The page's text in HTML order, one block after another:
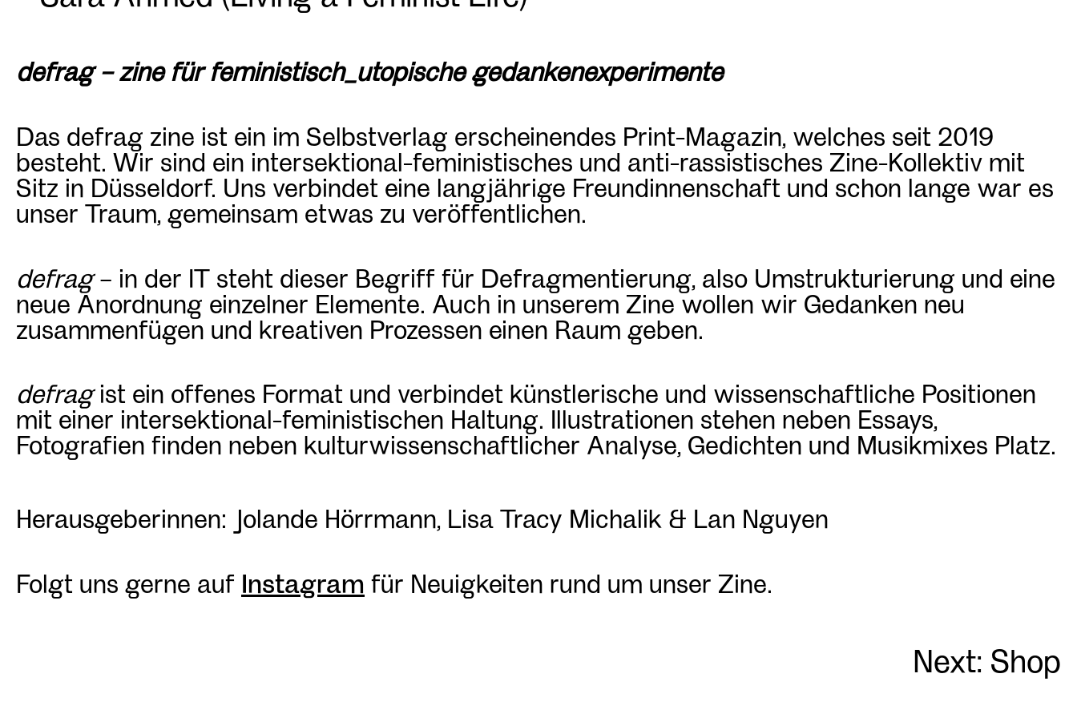
defrag – zine für feministisch_utopische gedankenexperimente
Das defrag zine ist ein im Selbstverlag erscheinendes Print-Magazin, welches seit 2019
besteht. Wir sind ein intersektional-feministisches und anti-rassistisches Zine-Kollektiv mit
Sitz in Düsseldorf. Uns verbindet eine langjährige Freundinnenschaft und schon lange war es
unser Traum, gemeinsam etwas zu veröffentlichen.
defrag– in der IT steht dieser Begriff für Defragmentierung, also Umstrukturierung und eine
neue Anordnung einzelner Elemente. Auch in unserem Zine wollen wir Gedanken neu
zusammenfügen und kreativen Prozessen einen Raum geben.
defragist ein offenes Format und verbindet künstlerische und wissenschaftliche Positionen
mit einer intersektional-feministischen Haltung. Illustrationen stehen neben Essays,
Fotografien finden neben kulturwissenschaftlicher Analyse, Gedichten und Musikmixes Platz.
Herausgeberinnen: Jolande Hörrmann, Lisa Tracy Michalik & Lan Nguyen
Folgt uns gerne auf Instagram für Neuigkeiten rund um unser Zine.
Next: Shop